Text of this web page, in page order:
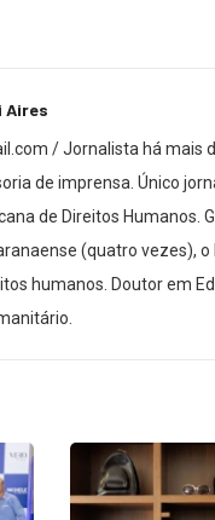
Aires
/ Jornalista há mais
de imprensa. Único
de Direitos Humanos.
(quatro vezes),
humanos. Doutor em